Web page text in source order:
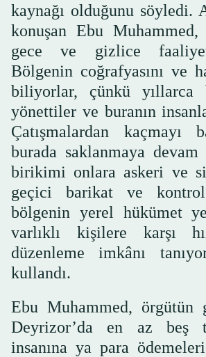
kaynağı olduğunu söyledi.
konuşan Ebu
gece ve gizlice
Bölgenin coğrafyasını ve
biliyorlar, çünkü yıllarca
yönettiler ve buranın
Çatışmalardan kaçmayı
burada saklanmaya
birikimi onlara askeri ve
geçici barikat ve kontrol
bölgenin yerel hükümet
varlıklı kişilere karşı
düzenleme imkânı
kullandı.
Ebu Muhammed, örgütün
Deyrizor’da en az beş
insanına ya para